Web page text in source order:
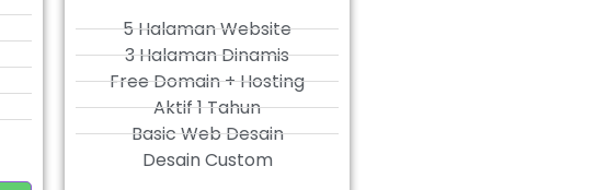
5 Halaman Website
3 Halaman Dinamis
Free Domain + Hosting
Aktif 1 Tahun
Basic Web Desain
Desain Custom